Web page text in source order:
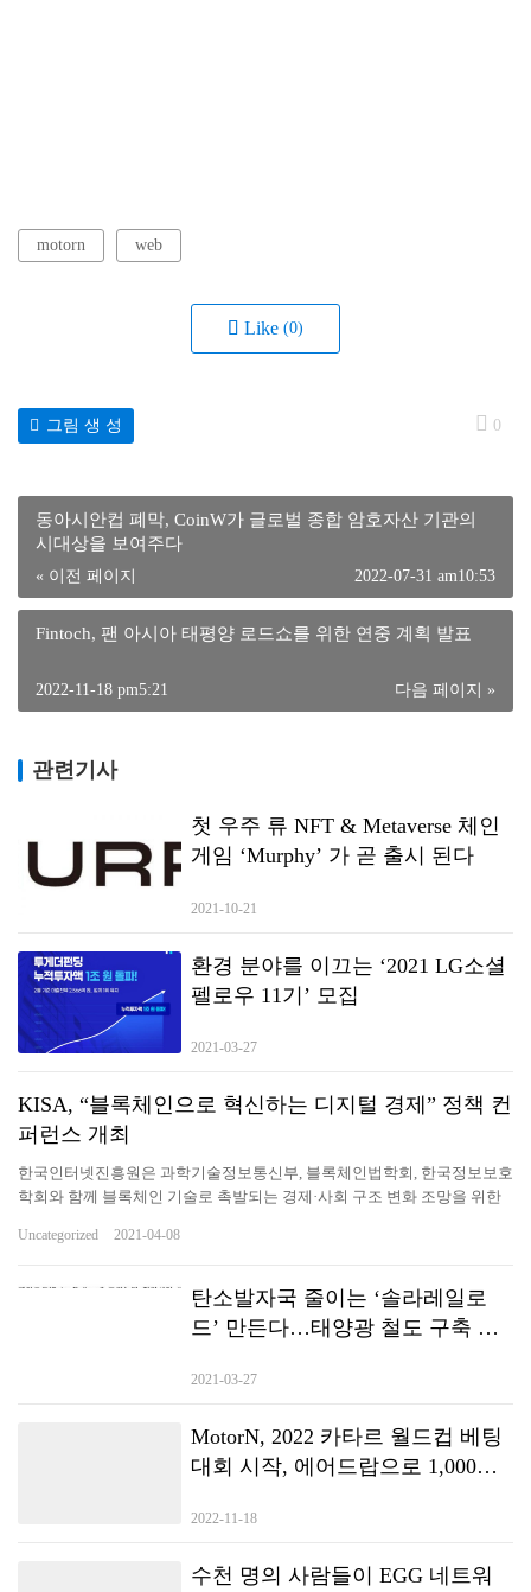
motorn web
Like (0)
0
그림 생 성
동아시안컵 폐막, CoinW가 글로벌 종합 암호자산 기관의
시대상을 보여주다
« 이전 페이지 2022-07-31 am10:53
Fintoch, 팬 아시아 태평양 로드쇼를 위한 연중 계획 발표
다음 페이지 »
2022-11-18 pm5:21
관련기사
첫 우주 류 NFT & Metaverse 체인
게임 ‘Murphy’ 가 곧 출시 된다
2021-10-21
환경 분야를 이끄는 ‘2021 LG소셜
펠로우 11기’ 모집
2021-03-27
KISA, “블록체인으로 혁신하는 디지털 경제” 정책 컨
퍼런스 개최
한국인터넷진흥원은 과학기술정보통신부, 블록체인법학회, 한국정보보호
학회와 함께 블록체인 기술로 촉발되는 경제·사회 구조 변화 조망을 위한
에서 개최된 “블록체인으로 혁신하는 디지털 경제”정책 컨퍼런스에서 이
울 한국광고문화회관에서 개최된 “블록체인으로 혁신하는 디지털 경
제”정책 컨퍼런스에서 이원태 한국인터넷진흥원장이 개회사를 하고 있다.
사진/KISA 최근 급속한 비대면화에 따라 다양한 융합기술 개발의 필요성
에 KISA는 블록체인, 융합기술(탈중앙화 혁신금융 등)의 국내외 동향을 공
의 기조강연과 1개의 사례발표, 2개의 발표세션(블록체인, 탈중앙화 혁신
Uncategorized 2021-04-08
탄소발자국 줄이는 ‘솔라레일로
드’ 만든다…태양광 철도 구축 박
2021-03-27
MotorN, 2022 카타르 월드컵 베팅
대회 시작, 에어드랍으로 1,000
2022-11-18
수천 명의 사람들이 EGG 네트워